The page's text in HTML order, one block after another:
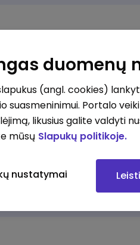
Talent Development Project Manager (fixed term - 1.5 years)
duomenų
(angl. cookies)
suasmeninimui. Portalo
likusius galite valdyti
mūsų Slapukų politikoje.
nustatymai